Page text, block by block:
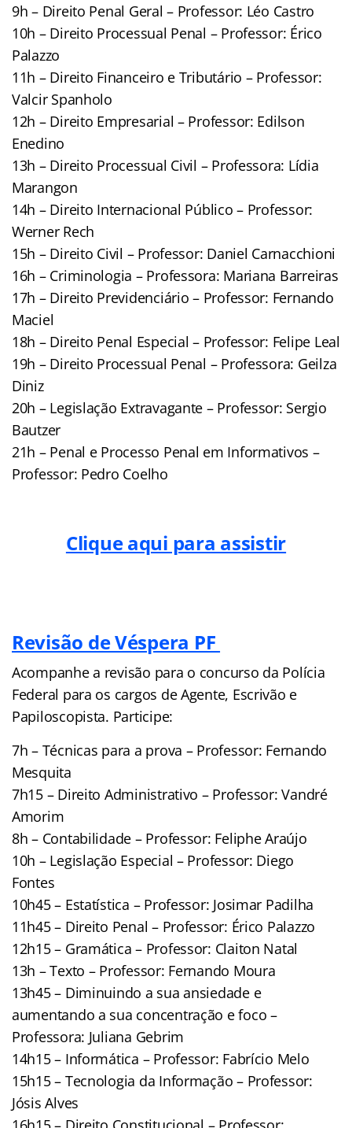
9h – Direito Penal Geral – Professor: Léo Castro
10h – Direito Processual Penal – Professor: Érico
Palazzo
11h – Direito Financeiro e Tributário – Professor:
Valcir Spanholo
12h – Direito Empresarial – Professor: Edilson
Enedino
13h – Direito Processual Civil – Professora: Lídia
Marangon
14h – Direito Internacional Público – Professor:
Werner Rech
15h – Direito Civil – Professor: Daniel Carnacchioni
16h – Criminologia – Professora: Mariana Barreiras
17h – Direito Previdenciário – Professor: Fernando
Maciel
18h – Direito Penal Especial – Professor: Felipe Leal
19h – Direito Processual Penal – Professora: Geilza
Diniz
20h – Legislação Extravagante – Professor: Sergio
Bautzer
21h – Penal e Processo Penal em Informativos –
Professor: Pedro Coelho
Clique aqui para assistir
Revisão de Véspera PF
Acompanhe a revisão para o concurso da Polícia
Federal para os cargos de Agente, Escrivão e
Papiloscopista. Participe:
7h – Técnicas para a prova – Professor: Fernando
Mesquita
7h15 – Direito Administrativo – Professor: Vandré
Amorim
8h – Contabilidade – Professor: Feliphe Araújo
10h – Legislação Especial – Professor: Diego
Fontes
10h45 – Estatística – Professor: Josimar Padilha
11h45 – Direito Penal – Professor: Érico Palazzo
12h15 – Gramática – Professor: Claiton Natal
13h – Texto – Professor: Fernando Moura
13h45 – Diminuindo a sua ansiedade e
aumentando a sua concentração e foco –
Professora: Juliana Gebrim
14h15 – Informática – Professor: Fabrício Melo
15h15 – Tecnologia da Informação – Professor:
Jósis Alves